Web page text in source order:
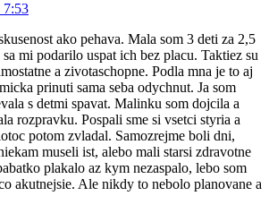
7:53
ako pehava. Mala som 3 deti za 2,5
mi podarilo uspat ich bez placu. Taktiez su
a zivotaschopne. Podla mna je to aj
prinuti sama seba odychnut. Ja som
s detmi spavat. Malinku som dojcila a
rozpravku. Pospali sme si vsetci styria a
potom zvladal. Samozrejme boli dni,
museli ist, alebo mali starsi zdravotne
plakalo az kym nezaspalo, lebo som
akutnejsie. Ale nikdy to nebolo planovane a